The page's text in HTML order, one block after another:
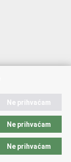
Ne prihvaćam
Ne prihvaćam
Ne prihvaćam